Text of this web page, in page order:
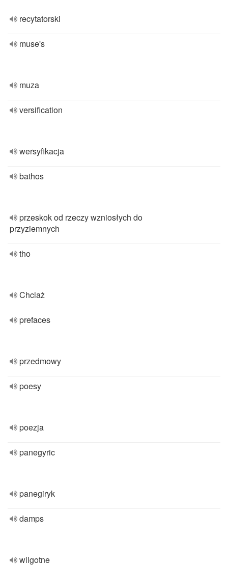
recytatorski
muse's
muza
versification
wersyfikacja
bathos
przeskok od rzeczy wzniosłych do
przyziemnych
tho
Chciaż
prefaces
przedmowy
poesy
poezja
panegyric
panegiryk
damps
wilgotne